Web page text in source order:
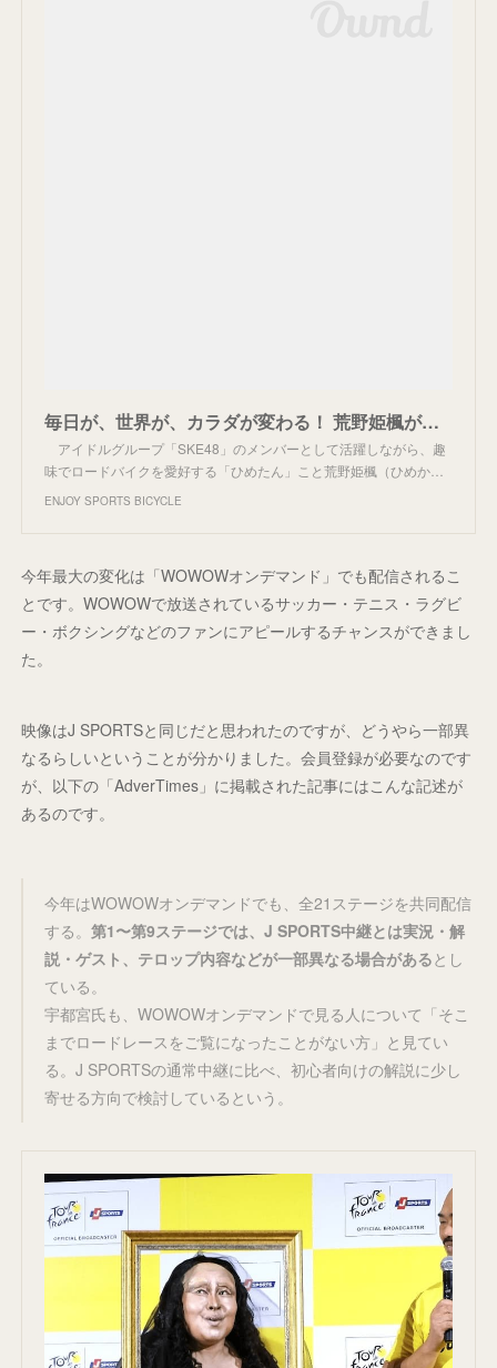
毎日が、世界が、カラダが変わる！ 荒野姫楓が語るロードバイクの“魔法のチカラ” ｜ ENJOY SPORTS BICYCLE
アイドルグループ「SKE48」のメンバーとして活躍しながら、趣
味でロードバイクを愛好する「ひめたん」こと荒野姫楓（ひめか…
ENJOY SPORTS BICYCLE
今年最大の変化は「WOWOWオンデマンド」でも配信されるこ
とです。WOWOWで放送されているサッカー・テニス・ラグビ
ー・ボクシングなどのファンにアピールするチャンスができまし
た。
映像はJ SPORTSと同じだと思われたのですが、どうやら一部異
なるらしいということが分かりました。会員登録が必要なのです
が、以下の「AdverTimes」に掲載された記事にはこんな記述が
あるのです。
今年はWOWOWオンデマンドでも、全21ステージを共同配信
する。 第1〜第9ステージでは、J SPORTS中継とは実況・解
説・ゲスト、テロップ内容などが一部異なる場合があるとし
ている。
宇都宮氏も、WOWOWオンデマンドで見る人について「そこ
までロードレースをご覧になったことがない方」と見てい
る。J SPORTSの通常中継に比べ、初心者向けの解説に少し
寄せる方向で検討しているという。